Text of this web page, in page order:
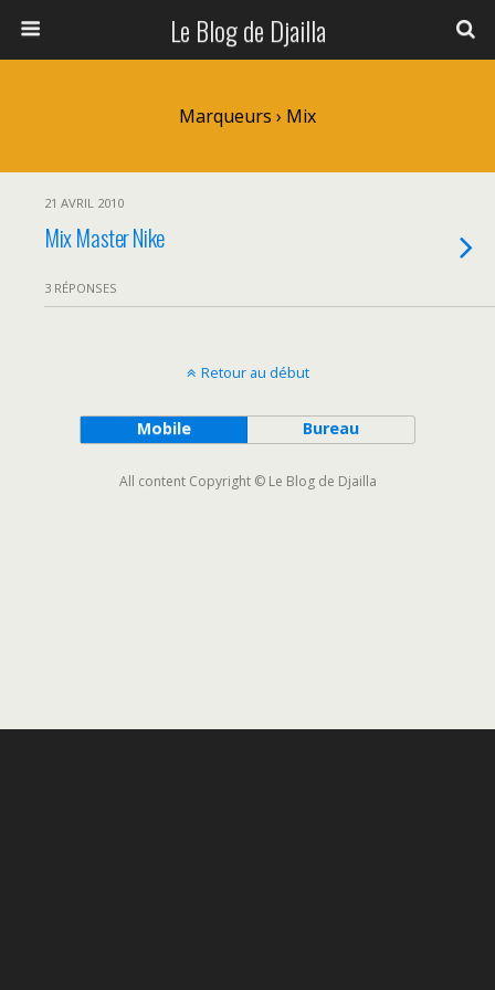
Le Blog de Djailla
Marqueurs › Mix
21 AVRIL 2010
Mix Master Nike
3 RÉPONSES
Retour au début
Mobile Bureau
All content Copyright © Le Blog de Djailla